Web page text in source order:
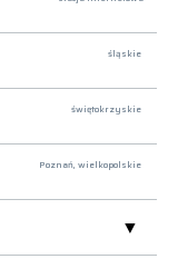
śląskie
świętokrzyskie
Poznań, wielkopolskie